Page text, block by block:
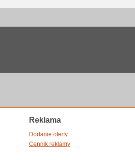
Reklama
Dodanie oferty
Cennik reklamy